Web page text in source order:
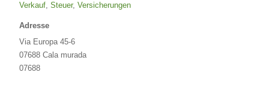
Verkauf, Steuer, Versicherungen
Adresse
Via Europa 45-6
07688 Cala murada
07688